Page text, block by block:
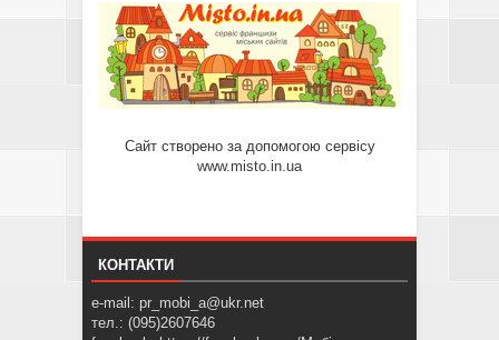
Сайт створено за допомогою сервісу
www.misto.in.ua
КОНТАКТИ
e-mail: pr_mobi_a@ukr.net
тел.: (095)2607646